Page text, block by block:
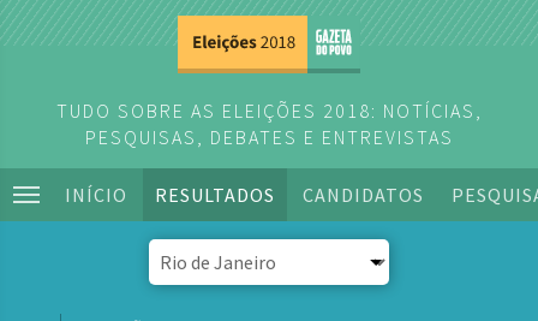
TUDO SOBRE AS ELEIÇÕES 2018: NOTÍCIAS,
PESQUISAS, DEBATES E ENTREVISTAS
INÍCIO RESULTADOS CANDIDATOS